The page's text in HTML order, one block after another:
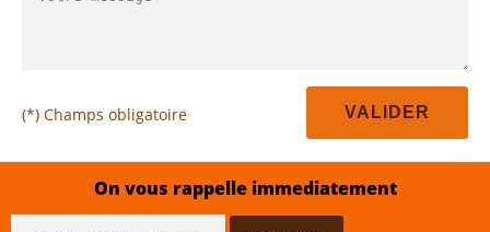
(*) Champs obligatoire
On vous rappelle immediatement